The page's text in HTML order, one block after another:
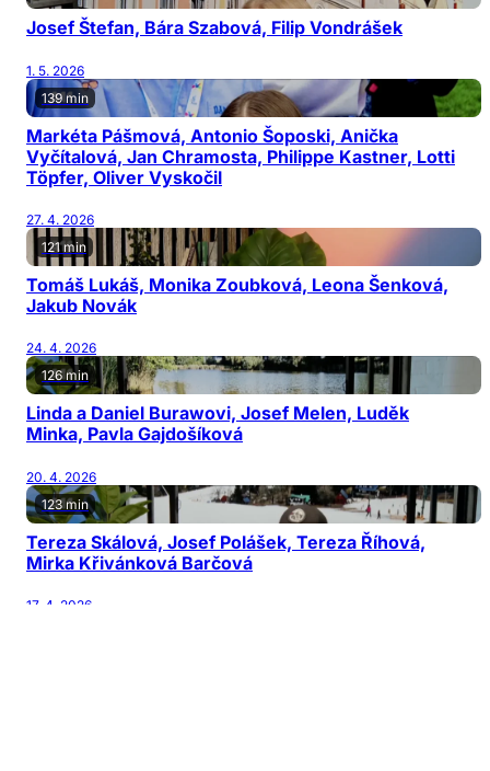
Josef Štefan, Bára Szabová, Filip Vondrášek
1. 5. 2026
139 min
Markéta Pášmová, Antonio Šoposki, Anička
Vyčítalová, Jan Chramosta, Philippe Kastner, Lotti
Töpfer, Oliver Vyskočil
27. 4. 2026
121 min
Tomáš Lukáš, Monika Zoubková, Leona Šenková,
Jakub Novák
24. 4. 2026
126 min
Linda a Daniel Burawovi, Josef Melen, Luděk
Minka, Pavla Gajdošíková
20. 4. 2026
123 min
Tereza Skálová, Josef Polášek, Tereza Říhová,
Mirka Křivánková Barčová
17. 4. 2026